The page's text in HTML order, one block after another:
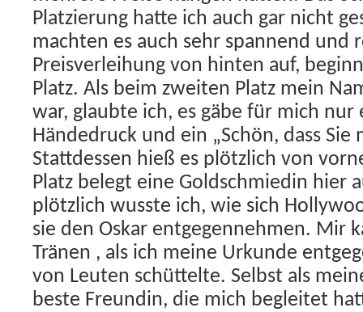
Platzierung hatte ich auch gar nicht
machten es auch sehr spannend und
Preisverleihung von hinten auf,
Platz. Als beim zweiten Platz mein
war, glaubte ich, es gäbe für mich
Händedruck und ein „Schön, dass
Stattdessen hieß es plötzlich von
Platz belegt eine Goldschmiedin hier
plötzlich wusste ich, wie sich
sie den Oskar entgegennehmen. Mir
Tränen , als ich meine Urkunde
von Leuten schüttelte. Selbst als
beste Freundin, die mich begleitet